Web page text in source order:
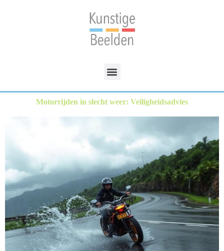
Motorrijden in slecht weer: Veiligheidsadvies